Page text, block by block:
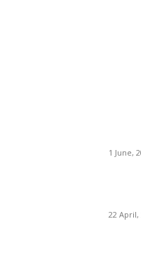
1 June,
22 April,